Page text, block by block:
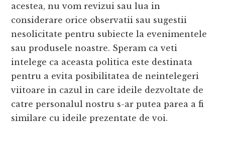
acestea, nu vom revizui sau lua in
considerare orice observatii sau sugestii
nesolicitate pentru subiecte la evenimentele
sau produsele noastre. Speram ca veti
intelege ca aceasta politica este destinata
pentru a evita posibilitatea de neintelegeri
viitoare in cazul in care ideile dezvoltate de
catre personalul nostru s-ar putea parea a fi
similare cu ideile prezentate de voi.